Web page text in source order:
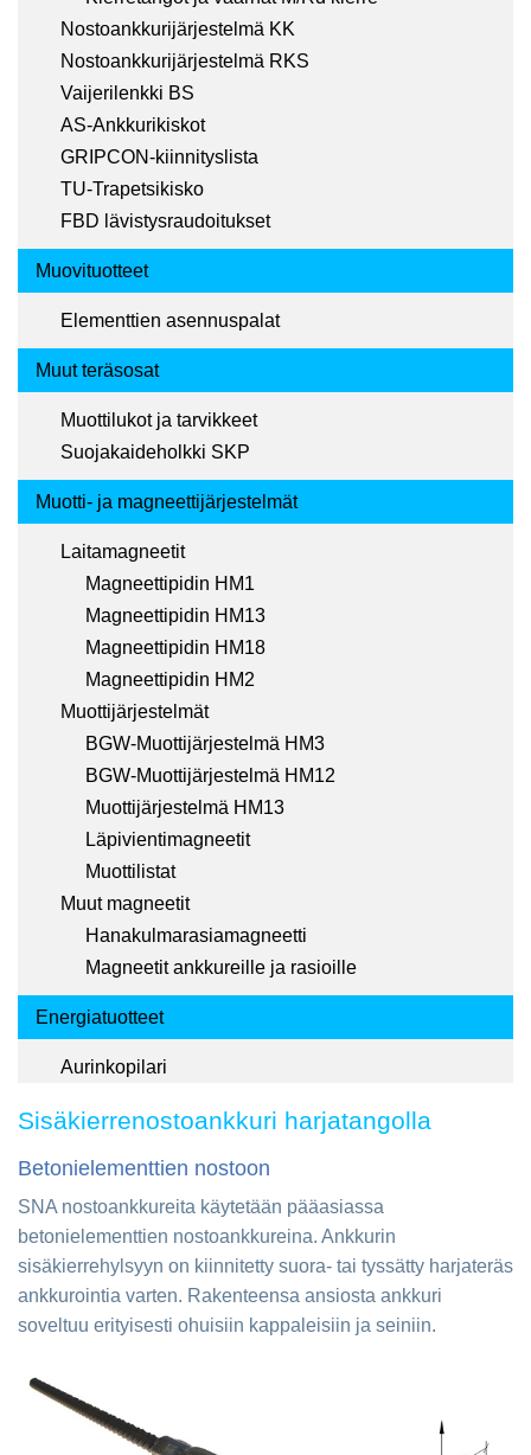
Nostoankkurijärjestelmä KK
Nostoankkurijärjestelmä RKS
Vaijerilenkki BS
AS-Ankkurikiskot
GRIPCON-kiinnityslista
TU-Trapetsikisko
FBD lävistysraudoitukset
Muovituotteet
Elementtien asennuspalat
Muut teräsosat
Muottilukot ja tarvikkeet
Suojakaideholkki SKP
Muotti- ja magneettijärjestelmät
Laitamagneetit
Magneettipidin HM1
Magneettipidin HM13
Magneettipidin HM18
Magneettipidin HM2
Muottijärjestelmät
BGW-Muottijärjestelmä HM3
BGW-Muottijärjestelmä HM12
Muottijärjestelmä HM13
Läpivientimagneetit
Muottilistat
Muut magneetit
Hanakulmarasiamagneetti
Magneetit ankkureille ja rasioille
Energiatuotteet
Aurinkopilari
Sisäkierrenostoankkuri harjatangolla
Betonielementtien nostoon
SNA nostoankkureita käytetään pääasiassa
betonielementtien nostoankkureina. Ankkurin
sisäkierrehylsyyn on kiinnitetty suora- tai tyssätty harjateräs
ankkurointia varten. Rakenteensa ansiosta ankkuri
soveltuu erityisesti ohuisiin kappaleisiin ja seiniin.